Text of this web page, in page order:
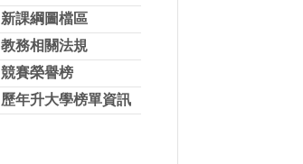
新課綱圖檔區
教務相關法規
競賽榮譽榜
歷年升大學榜單資訊